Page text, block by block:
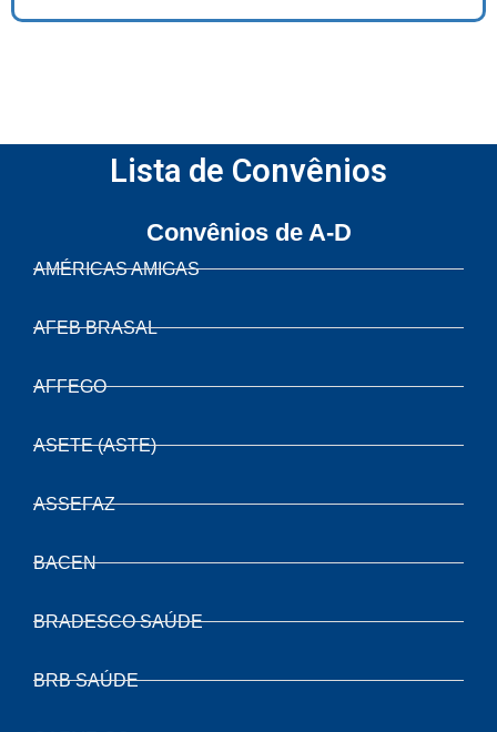
Lista de Convênios
Convênios de A-D
AMÉRICAS AMIGAS
AFEB BRASAL
AFFEGO
ASETE (ASTE)
ASSEFAZ
BACEN
BRADESCO SAÚDE
BRB SAÚDE